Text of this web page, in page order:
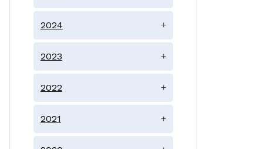
2024 +
2023 +
2022 +
2021 +